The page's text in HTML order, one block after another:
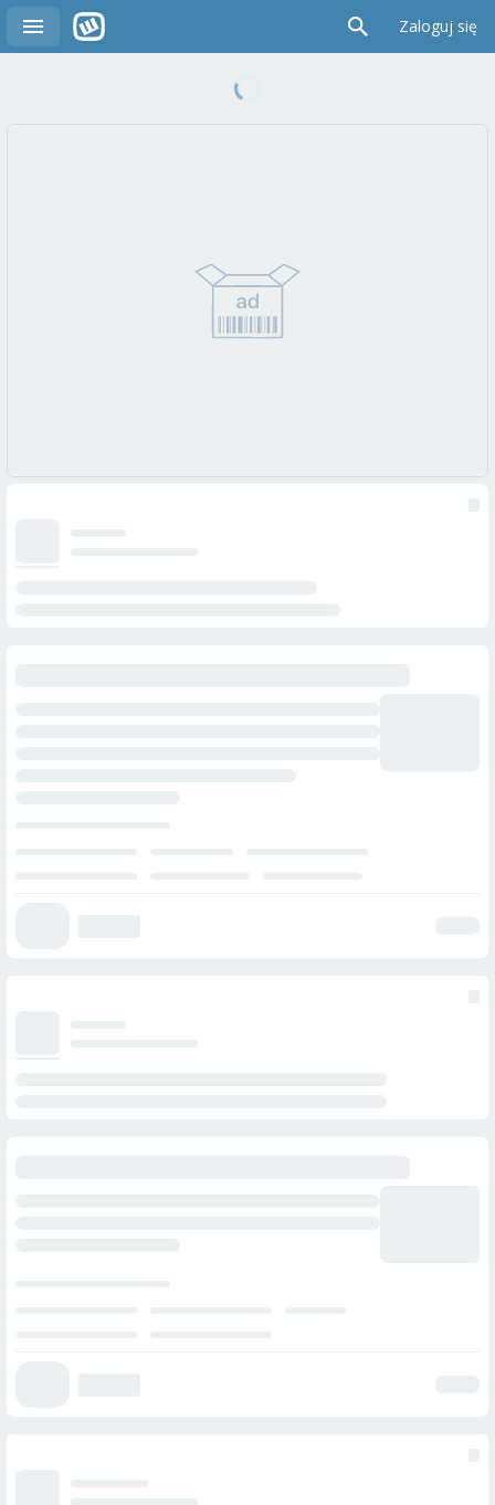
Zaloguj się